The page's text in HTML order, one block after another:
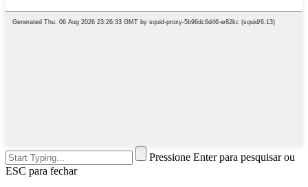
Pressione Enter para pesquisar ou
ESC para fechar